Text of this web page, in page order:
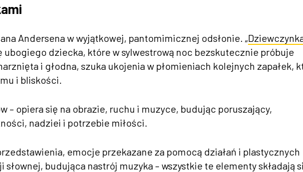
Andersena w wyjątkowej, pantomimicznej odsłonie. „
ubogiego dziecka, które w sylwestrową noc bezskutecznie próbuje
i głodna, szuka ukojenia w płomieniach kolejnych zapałek,
i bliskości.
– opiera się na obrazie, ruchu i muzyce, budując poruszający,
nadziei i potrzebie miłości.
emocje przekazane za pomocą działań i plastycznych
budująca nastrój muzyka – wszystkie te elementy składają